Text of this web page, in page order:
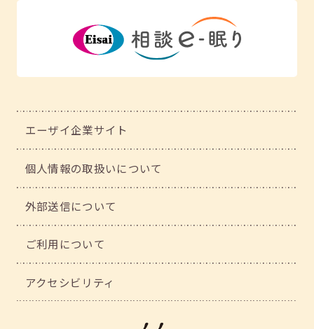
エーザイ企業サイト
個人情報の取扱いについて
外部送信について
ご利用について
アクセシビリティ